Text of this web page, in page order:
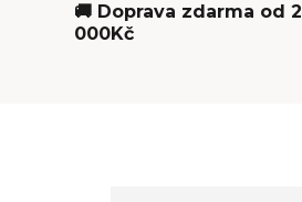
🚚 Doprava zdarma od 2
000Kč